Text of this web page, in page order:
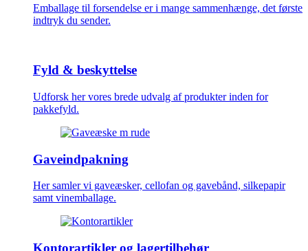
Emballage til forsendelse er i mange sammenhænge, det første
indtryk du sender.
Fyld & beskyttelse
Udforsk her vores brede udvalg af produkter inden for
pakkefyld.
Gaveindpakning
Her samler vi gaveæsker, cellofan og gavebånd, silkepapir
samt vinemballage.
Kontorartikler og lagertilbehør